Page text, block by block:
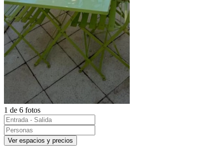
1 de 6 fotos
Ver espacios y precios